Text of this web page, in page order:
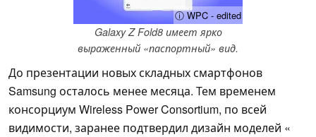
ⓘ WPC - edited
Galaxy Z Fold8 имеет ярко
выраженный «паспортный» вид.
До презентации новых складных смартфонов
Samsung осталось менее месяца. Тем временем
консорциум Wireless Power Consortium, по всей
видимости, заранее подтвердил дизайн моделей «